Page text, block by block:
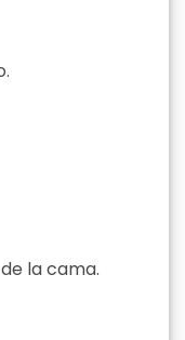
la cama.